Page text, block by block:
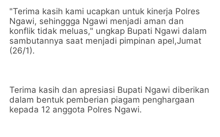
"Terima kasih kami ucapkan untuk kinerja Polres
Ngawi, sehinggga Ngawi menjadi aman dan
konflik tidak meluas," ungkap Bupati Ngawi dalam
sambutannya saat menjadi pimpinan apel,Jumat
(26/1).
Terima kasih dan apresiasi Bupati Ngawi diberikan
dalam bentuk pemberian piagam penghargaan
kepada 12 anggota Polres Ngawi.